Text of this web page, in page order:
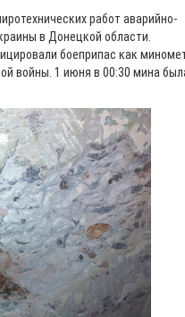
работ аварийно-
в Донецкой области.
боеприпас как
войны. 1 июня в 00:30 мина